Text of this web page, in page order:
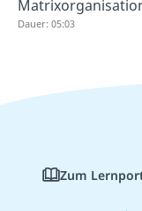
Dauer: 05:03
Zum